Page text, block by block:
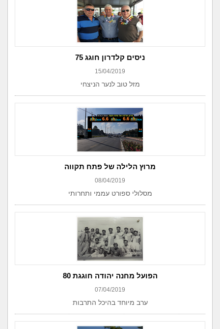
ניסים קלדרון חוגג 75
15/04/2019
מזל טוב לנער הניצחי
מרוץ הלילה של פתח תקווה
08/04/2019
מסלולי ספורט עממי ותחרותי
הפועל מחנה יהודה חוגגת 80
07/04/2019
ערב מיוחד בהיכל התרבות